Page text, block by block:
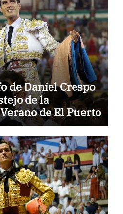
de Daniel Crespo
de la
de El Puerto